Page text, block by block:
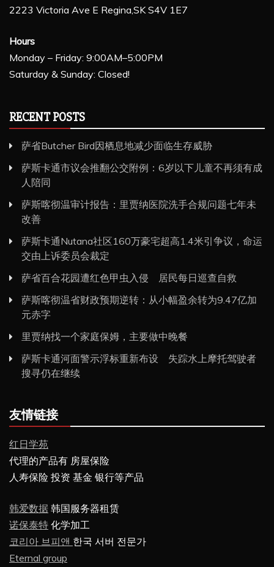
2223 Victoria Ave E Regina,SK S4V 1E7
Hours
Monday – Friday: 9:00AM–5:00PM
Saturday & Sunday: Closed!
RECENT POSTS
萨省Butcher Bird因栖息地减少面临生存威胁
萨斯卡通市议会推翻公交附例：6岁以下儿童不再须有成
人陪同
萨斯喀彻温审计报告：里贾纳医院洗手合规问题七年未
改善
萨斯卡通Nutana社区160万豪宅超高1.4米引争议，命运
交由上诉委员会裁定
萨省百合花园遭红色甲虫入侵 居民每日巡查自救
萨斯喀彻温省财政预期逆转：从小幅盈余转为9.47亿加
元赤字
里贾纳找一个家庭保姆，主要做中晚餐
萨斯卡通河面警示浮标重新布设 失踪水上摩托驾驶者
搜寻仍在继续
友情链接
红日学苑
代理的产品有 房屋保险
人寿保险 投资 基金 银行等产品
韩爱数据 韩国服务器租赁
诺保泰特 化学加工
코리아 브피앤 한국 서버 전문가
Eternal group